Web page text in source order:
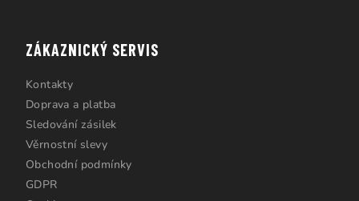
ZÁKAZNICKÝ SERVIS
Kontakty
Doprava a platba
Sledování zásilek
Věrnostní slevy
Obchodní podmínky
GDPR